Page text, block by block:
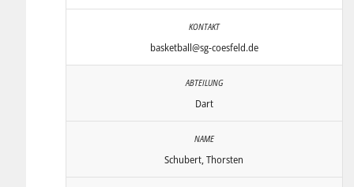
basketball@sg-coesfeld.de
Dart
Schubert, Thorsten